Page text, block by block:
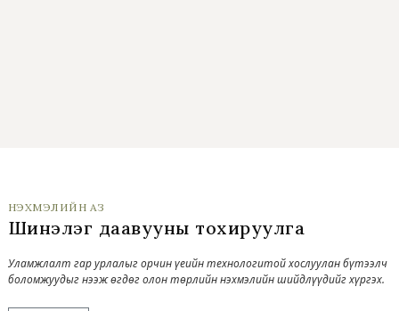
НЭХМЭЛИЙН АЗ
Шинэлэг даавууны тохируулга
Уламжлалт гар урлалыг орчин үеийн технологитой хослуулан бүтээлч
боломжуудыг нээж өгдөг олон төрлийн нэхмэлийн шийдлүүдийг хүргэх.